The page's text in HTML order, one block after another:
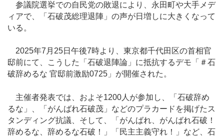
参議院選挙での自民党の敗退により、永田町や大手メデ
ィアで、「石破茂総理退陣」の声が日増しに大きくなって
いる。
2025年7月25日午後7時より、東京都千代田区の首相官
邸前にて、こうした「石破退陣論」に抵抗するデモ「＃石
破辞めるな 官邸前激励0725」が開催された。
主催者発表では、およそ1200人が参加し、「石破辞め
るな」、「がんばれ石破茂」などのプラカードを掲げたス
タンディング抗議、そして、「がんばれ、がんばれ石破！
辞めるな、辞めるな石破！」「民主主義守れ！」など、石